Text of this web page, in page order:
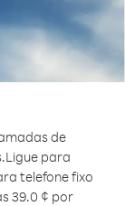
de
Ligue para
telefone fixo
39.0 ¢ por